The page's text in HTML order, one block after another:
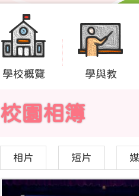
學校概覽 學與教
校園相簿
相片 短片